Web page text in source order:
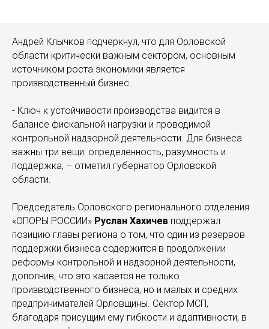
Андрей Клычков подчеркнул, что для Орловской
области критически важным сектором, основным
источником роста экономики является
производственный бизнес.
- Ключ к устойчивости производства видится в
балансе фискальной нагрузки и проводимой
контрольной надзорной деятельности. Для бизнеса
важны три вещи: определенность, разумность и
поддержка, – отметил губернатор Орловской
области.
Председатель Орловского регионального отделения
«ОПОРЫ РОССИИ» Руслан Хахичев поддержал
позицию главы региона о том, что один из резервов
поддержки бизнеса содержится в продолжении
реформы контрольной и надзорной деятельности,
дополнив, что это касается не только
производственного бизнеса, но и малых и средних
предпринимателей Орловщины. Сектор МСП,
благодаря присущим ему гибкости и адаптивности, в